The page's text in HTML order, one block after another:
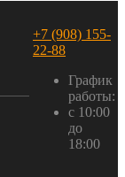
+7 (908) 155-
22-88
График
работы:
с 10:00
до
18:00